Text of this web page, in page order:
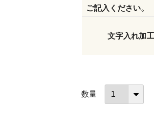
ご記入ください。
文字入れ加工